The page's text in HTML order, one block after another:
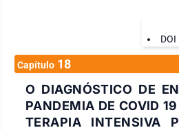
DOI
Capítulo 18
O DIAGNÓSTICO DE
PANDEMIA DE COVID
TERAPIA INTENSIVA